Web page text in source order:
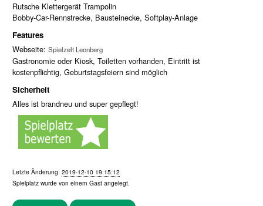
Rutsche Klettergerät Trampolin
Bobby-Car-Rennstrecke, Bausteinecke, Softplay-Anlage
Features
Webseite: Spielzelt Leonberg
Gastronomie oder Kiosk, Toiletten vorhanden, Eintritt ist
kostenpflichtig, Geburtstagsfeiern sind möglich
Sicherheit
Alles ist brandneu und super gepflegt!
Letzte Änderung: 2019-12-10 19:15:12
Spielplatz wurde von einem Gast angelegt.